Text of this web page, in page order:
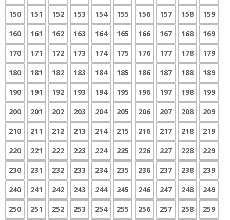
150
151 152 153 154 155 156 157 158
159
160
161 162 163 164 165 166 167 168
169
170
171 172 173 174 175 176 177 178
179
180
181 182 183 184 185 186 187 188
189
190
191 192 193 194 195 196 197 198
199
200
201 202 203 204 205 206 207 208
209
210
211 212 213 214 215 216 217 218
219
220
221 222 223 224 225 226 227 228
229
230
231 232 233 234 235 236 237 238
239
240
241 242 243 244 245 246 247 248
249
250
251 252 253 254 255 256 257 258 259